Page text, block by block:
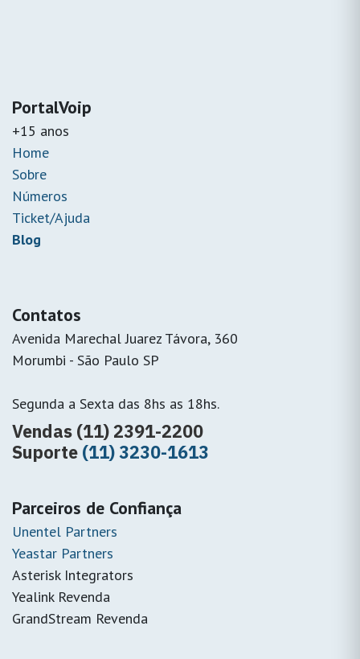
PortalVoip
+15 anos
Home
Sobre
Números
Ticket/Ajuda
Blog
Contatos
Avenida Marechal Juarez Távora, 360
Morumbi - São Paulo SP
Segunda a Sexta das 8hs as 18hs.
Vendas (11) 2391-2200
Suporte (11) 3230-1613
Parceiros de Confiança
Unentel Partners
Yeastar Partners
Asterisk Integrators
Yealink Revenda
GrandStream Revenda